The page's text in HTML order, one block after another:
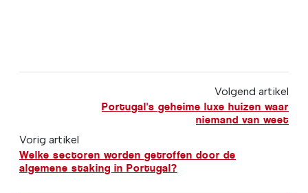
Volgend artikel
Portugal's geheime luxe huizen waar
niemand van weet
Vorig artikel
Welke sectoren worden getroffen door de
algemene staking in Portugal?